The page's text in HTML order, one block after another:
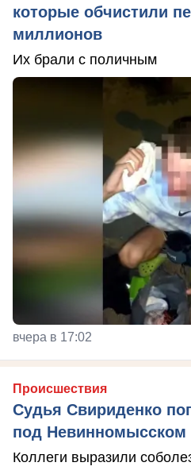
которые обчистили
миллионов
Их брали с поличным
вчера в 17:02
Происшествия
Судья Свириденко
под Невинномысском
Коллеги выразили